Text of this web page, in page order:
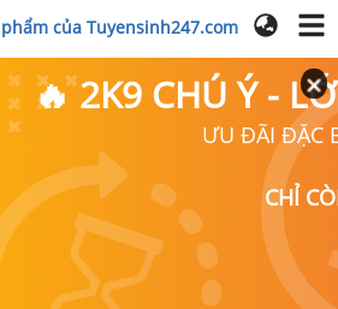
của Tuyensinh247.com
🔥 2K9 CHÚ Ý -
ƯU ĐÃI ĐẶC
CHỈ